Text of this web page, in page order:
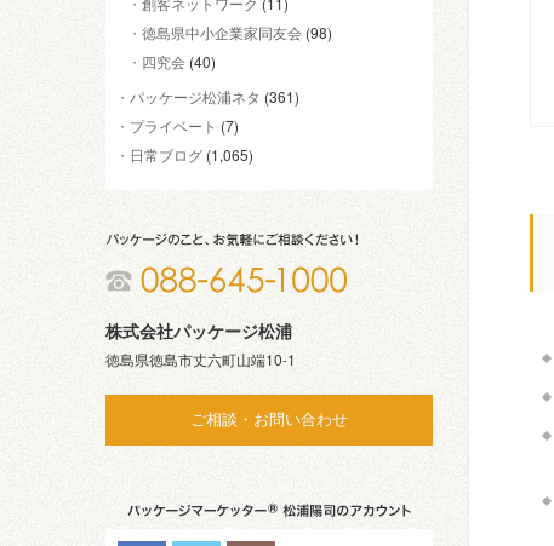
徳島県中小企業家同友会 (98)
四究会 (40)
パッケージ松浦ネタ (361)
プライベート (7)
日常ブログ (1,065)
株式会社パッケージ松浦
徳島県徳島市丈六町山端10-1
ご相談・お問い合わせ